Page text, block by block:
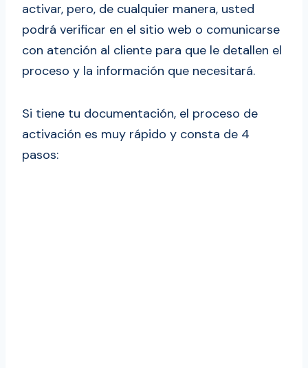
activar, pero, de cualquier manera, usted
podrá verificar en el sitio web o comunicarse
con atención al cliente para que le detallen el
proceso y la información que necesitará.
Si tiene tu documentación, el proceso de
activación es muy rápido y consta de 4
pasos: